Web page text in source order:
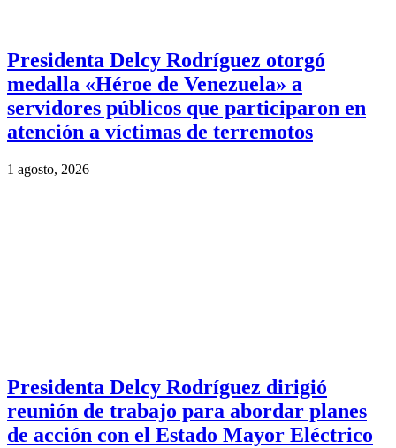
Presidenta Delcy Rodríguez otorgó
medalla «Héroe de Venezuela» a
servidores públicos que participaron en
atención a víctimas de terremotos
1 agosto, 2026
Presidenta Delcy Rodríguez dirigió
reunión de trabajo para abordar planes
de acción con el Estado Mayor Eléctrico